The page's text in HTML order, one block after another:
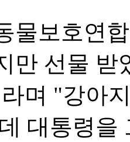
물보호연
만 선물
며 "강아
대통령을